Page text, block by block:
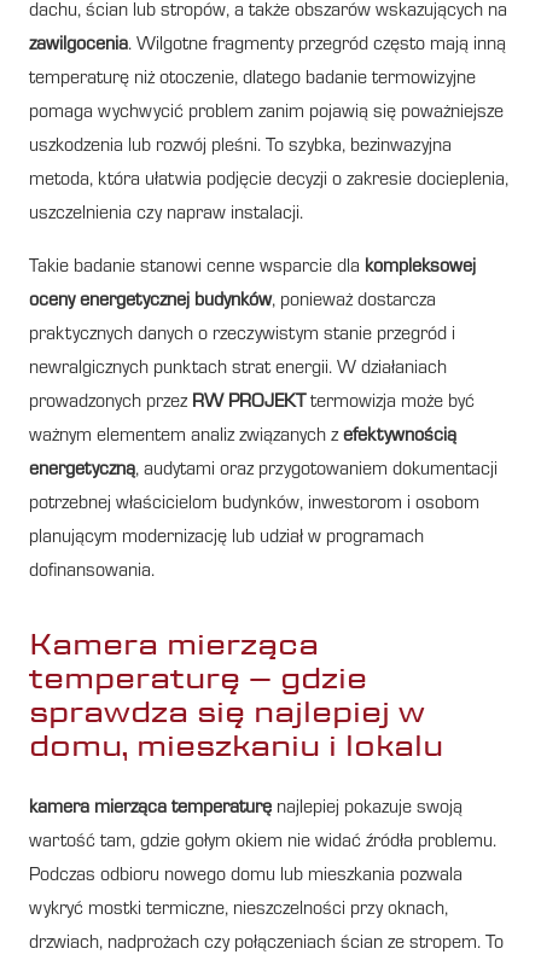
dachu, ścian lub stropów, a także obszarów wskazujących na
zawilgocenia. Wilgotne fragmenty przegród często mają inną
temperaturę niż otoczenie, dlatego badanie termowizyjne
pomaga wychwycić problem zanim pojawią się poważniejsze
uszkodzenia lub rozwój pleśni. To szybka, bezinwazyjna
metoda, która ułatwia podjęcie decyzji o zakresie docieplenia,
uszczelnienia czy napraw instalacji.
Takie badanie stanowi cenne wsparcie dla kompleksowej
oceny energetycznej budynków, ponieważ dostarcza
praktycznych danych o rzeczywistym stanie przegród i
newralgicznych punktach strat energii. W działaniach
prowadzonych przez RW PROJEKT termowizja może być
ważnym elementem analiz związanych z efektywnością
energetyczną, audytami oraz przygotowaniem dokumentacji
potrzebnej właścicielom budynków, inwestorom i osobom
planującym modernizację lub udział w programach
dofinansowania.
Kamera mierząca
temperaturę – gdzie
sprawdza się najlepiej w
domu, mieszkaniu i lokalu
kamera mierząca temperaturę najlepiej pokazuje swoją
wartość tam, gdzie gołym okiem nie widać źródła problemu.
Podczas odbioru nowego domu lub mieszkania pozwala
wykryć mostki termiczne, nieszczelności przy oknach,
drzwiach, nadprożach czy połączeniach ścian ze stropem. To